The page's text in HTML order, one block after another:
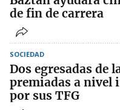
de fin de carrera
SOCIEDAD
Dos egresadas de
premiadas a nivel
por sus TFG